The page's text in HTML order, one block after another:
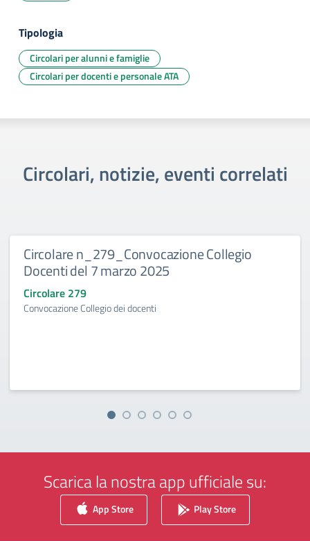
Tipologia
Circolari per alunni e famiglie
Circolari per docenti e personale ATA
Circolari, notizie, eventi correlati
Circolare n_279_Convocazione Collegio
Docenti del 7 marzo 2025
Circolare 279
Convocazione Collegio dei docenti
Scarica la nostra app ufficiale su:
App Store Play Store